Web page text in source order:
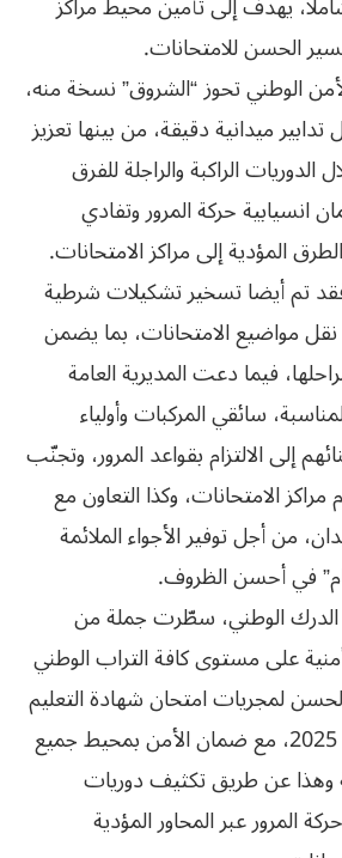
الحسن للامتحانات.
الوطني تحوز “الشروق” نسخة منه،
ميدانية دقيقة، من بينها تعزيز
الدوريات الراكبة والراجلة للفرق
انسيابية حركة المرور وتفادي
المؤدية إلى مراكز الامتحانات.
تم أيضا تسخير تشكيلات شرطية
مواضيع الامتحانات، بما يضمن
فيما دعت المديرية العامة
سائقي المركبات وأولياء
إلى الالتزام بقواعد المرور، وتجنّب
الامتحانات، وكذا التعاون مع
من أجل توفير الأجواء الملائمة
في أحسن الظروف.
الدرك الوطني، سطّرت جملة من
على مستوى كافة التراب الوطني
لمجريات امتحان شهادة التعليم
المتوسط، دورة جوان 2025، مع ضمان الأمن بمحيط جميع
وهذا عن طريق تكثيف دوريات
المرور عبر المحاور المؤدية